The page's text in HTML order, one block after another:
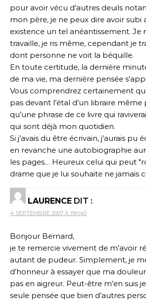
pour avoir vécu d’autres deuils
mon père, je ne peux dire avoir subi
existence un tel anéantissement. Je
travaille, je ris même, cependant je
dont personne ne voit la béquille.
En toute certitude, la dernière
de ma vie, ma dernière pensée
Vous comprendrez certainement
pas devant l’étal d’un libraire même
qu’une phrase de ce livre qui
qui sont déjà mon quotidien.
Si j’avais du être écrivain, j’aurais pu
en revanche une autobiographie
les pages… Heureux celui qui peut
drame que je lui souhaite ne jamais
LAURENCE DIT :
4 SEPTEMBRE 2007 À 19H40
Bonjour Bernard,
je te remercie vivement de m’avoir
autant de pudeur. Simplement, je
d’honneur à essayer que ma
pas en aigreur. Peut-être m’en suis
seule pensée que bien d’autres